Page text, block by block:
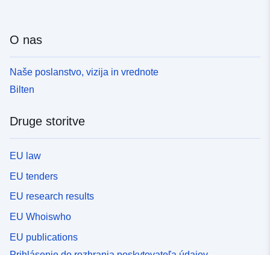
O nas
Naše poslanstvo, vizija in vrednote
Bilten
Druge storitve
EU law
EU tenders
EU research results
EU Whoiswho
EU publications